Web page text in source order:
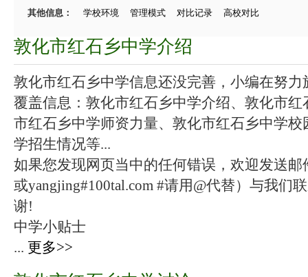
其他信息：
学校环境 管理模式 对比记录 高校对比
敦化市红石乡中学介绍
敦化市红石乡中学信息还没完善，小编在努力
覆盖信息：敦化市红石乡中学介绍、敦化市
市红石乡中学师资力量、敦化市红石乡中学
学招生情况等...
如果您发现网页当中的任何错误，欢迎发送邮
或yangjing#100tal.com #请用@代替）与我们
谢!
中学小贴士
... 更多>>